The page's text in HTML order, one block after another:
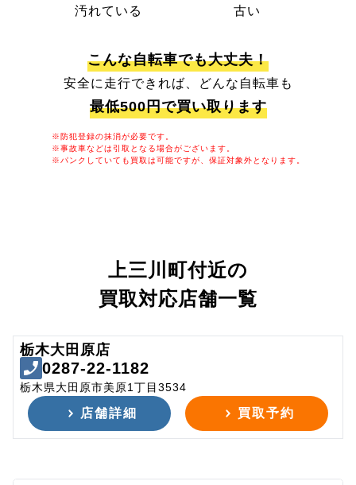
汚れている 古い
こんな自転車でも大丈夫！
安全に走行できれば、どんな自転車も
最低500円で買い取ります
※防犯登録の抹消が必要です。
※事故車などは引取となる場合がございます。
※パンクしていても買取は可能ですが、保証対象外となります。
上三川町付近の
買取対応店舗一覧
栃木大田原店
0287-22-1182
栃木県大田原市美原1丁目3534
店舗詳細 買取予約